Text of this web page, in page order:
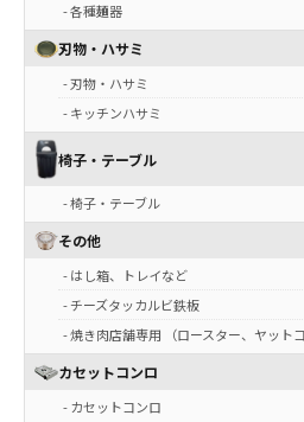
- 各種麺器
刃物・ハサミ
- 刃物・ハサミ
- キッチンハサミ
椅子・テーブル
- 椅子・テーブル
その他
- はし箱、トレイなど
- チーズタッカルビ鉄板
- 焼き肉店舗専用 （ロースター、ヤット
カセットコンロ
- カセットコンロ